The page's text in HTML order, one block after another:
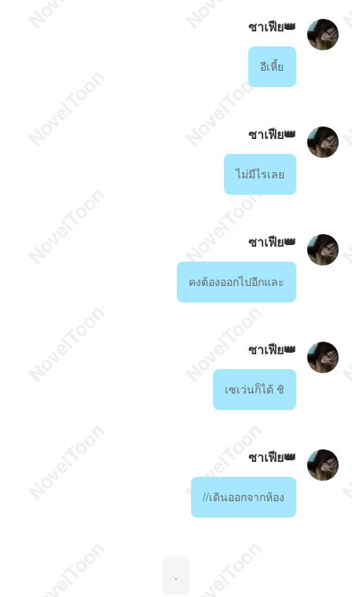
ซาเฟีย👑
อีเหี้ย
ซาเฟีย👑
ไม่มีไรเลย
ซาเฟีย👑
คงต้องออกไปอีกและ
ซาเฟีย👑
เซเว่นก็ได้ ชิ
ซาเฟีย👑
//เดินออกจากห้อง
.